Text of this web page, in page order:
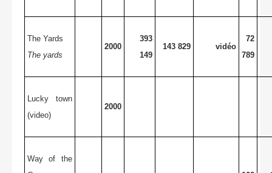
The Yards
The yards
2000
393
149
143 829 vidéo
72
789
Lucky town
(video)
2000
Way of the